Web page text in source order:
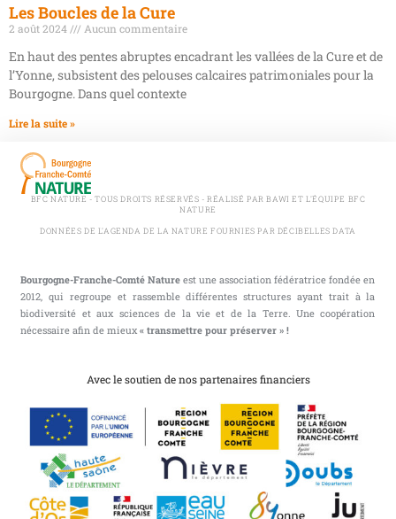
Les Boucles de la Cure
2 août 2024 Aucun commentaire
En haut des pentes abruptes encadrant les vallées de la Cure et de
l’Yonne, subsistent des pelouses calcaires patrimoniales pour la
Bourgogne. Dans quel contexte
Lire la suite »
BFC NATURE - TOUS DROITS RÉSERVÉS - RÉALISÉ PAR BAWI ET L'ÉQUIPE BFC
NATURE
DONNÉES DE L'AGENDA DE LA NATURE FOURNIES PAR DÉCIBELLES DATA
Bourgogne-Franche-Comté Nature est une association fédératrice fondée en
2012, qui regroupe et rassemble différentes structures ayant trait à la
biodiversité et aux sciences de la vie et de la Terre. Une coopération
nécessaire afin de mieux« transmettre pour préserver » !
Avec le soutien de nos partenaires financiers